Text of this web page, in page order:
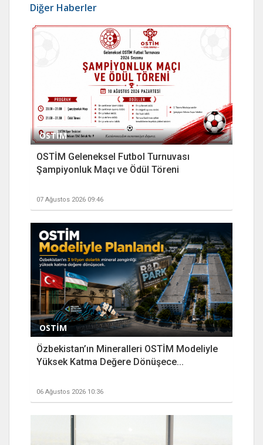
Diğer Haberler
OSTİM
OSTİM Geleneksel Futbol Turnuvası
Şampiyonluk Maçı ve Ödül Töreni
07 Ağustos 2026 09:46
OSTİM
Özbekistan’ın Mineralleri OSTİM Modeliyle
Yüksek Katma Değere Dönüşece...
06 Ağustos 2026 10:36